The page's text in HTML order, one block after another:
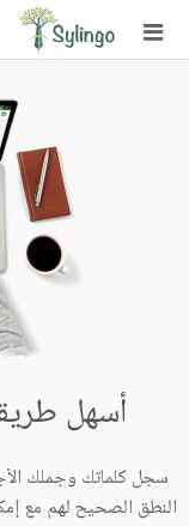
الإشتراكات
مركز المساعدة
أسهل
سجل كلماتك وجملك
النطق الصحيح لهم مع